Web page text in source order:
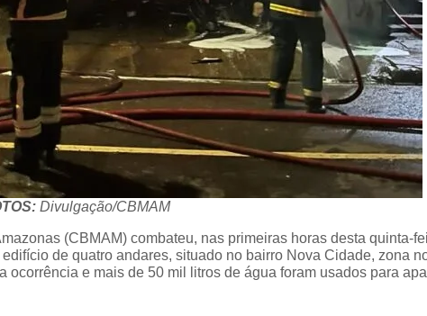
Divulgação/CBMAM
(CBMAM) combateu, nas primeiras horas desta quinta-
de quatro andares, situado no bairro Nova Cidade, zona
ocorrência e mais de 50 mil litros de água foram usados para